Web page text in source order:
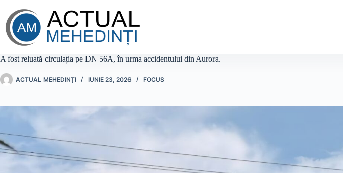
conținut
A fost reluată circulația pe DN 56A, în urma accidentului din Aurora.
ACTUAL MEHEDINȚI IUNIE 23, 2026 FOCUS